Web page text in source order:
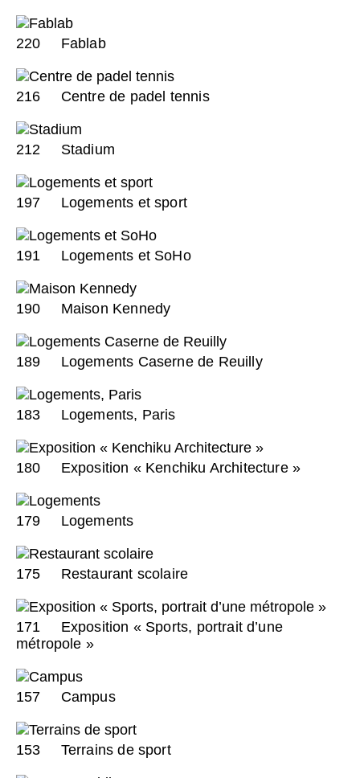
220 Fablab
216 Centre de padel tennis
212 Stadium
197 Logements et sport
191 Logements et SoHo
190 Maison Kennedy
189 Logements Caserne de Reuilly
183 Logements, Paris
180 Exposition « Kenchiku Architecture »
179 Logements
175 Restaurant scolaire
171
Exposition « Sports, portrait d’une
métropole »
157 Campus
153 Terrains de sport